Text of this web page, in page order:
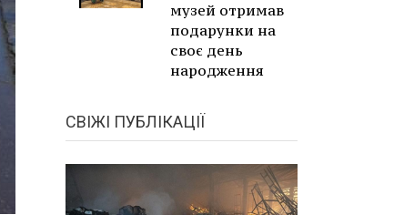
музей отримав
подарунки на
своє день
народження
СВІЖІ ПУБЛІКАЦІЇ